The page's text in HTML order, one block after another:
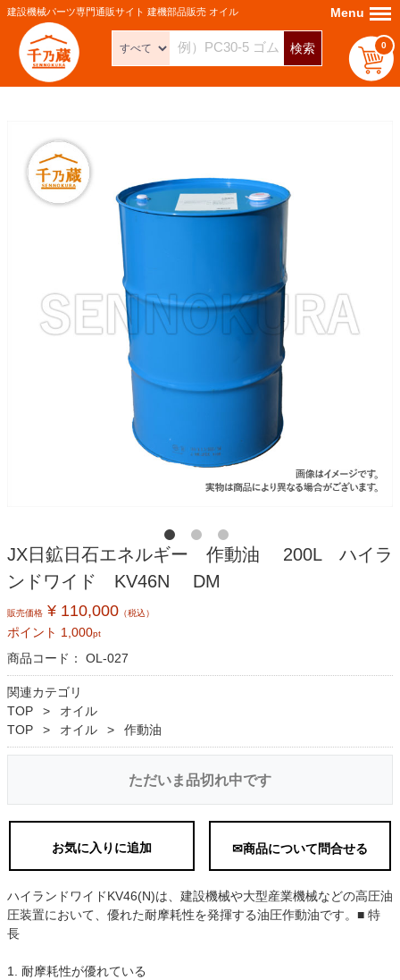
建設機械パーツ専門通販サイト 建機部品販売 オイル
検索 0
Menu Menu
JX日鉱日石エネルギー 作動油 200L ハイラ
ンドワイド KV46N DM
販売価格 ¥ 110,000 （税込）
ポイント 1,000pt
商品コード： OL-027
関連カテゴリ
TOP
オイル
TOP
オイル 作動油
ただいま品切れ中です
お気に入りに追加 ✉商品について問合せる
ハイランドワイドKV46(N)は、建設機械や大型産業機械などの高圧油
圧装置において、優れた耐摩耗性を発揮する油圧作動油です。■ 特
長
1. 耐摩耗性が優れている